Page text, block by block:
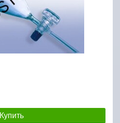
Купить